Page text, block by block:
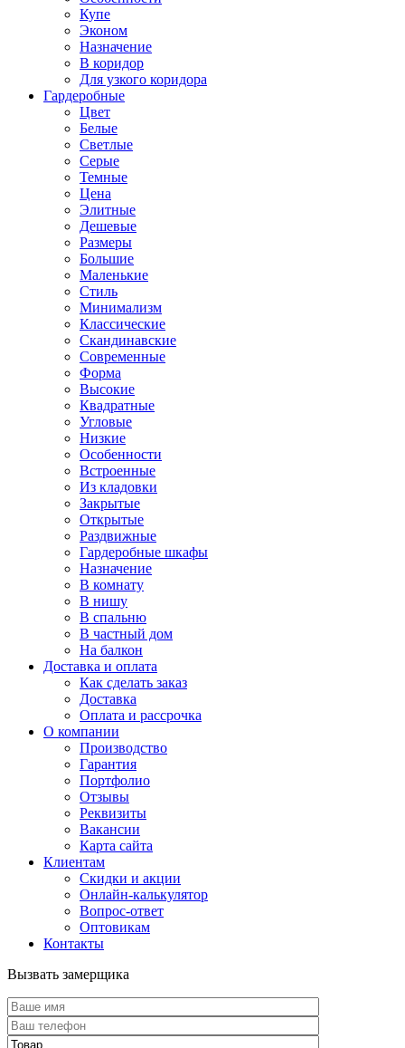
Купе
Эконом
Назначение
В коридор
Для узкого коридора
Гардеробные
Цвет
Белые
Светлые
Серые
Темные
Цена
Элитные
Дешевые
Размеры
Большие
Маленькие
Стиль
Минимализм
Классические
Скандинавские
Современные
Форма
Высокие
Квадратные
Угловые
Низкие
Особенности
Встроенные
Из кладовки
Закрытые
Открытые
Раздвижные
Гардеробные шкафы
Назначение
В комнату
В нишу
В спальню
В частный дом
На балкон
Доставка и оплата
Как сделать заказ
Доставка
Оплата и рассрочка
О компании
Производство
Гарантия
Портфолио
Отзывы
Реквизиты
Вакансии
Карта сайта
Клиентам
Скидки и акции
Онлайн-калькулятор
Вопрос-ответ
Оптовикам
Контакты
Вызвать замерщика